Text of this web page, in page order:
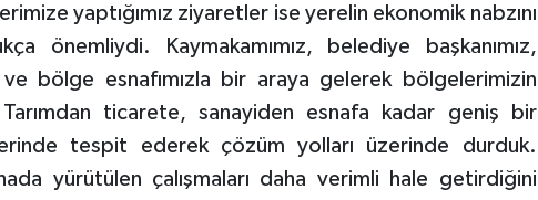
yaptığımız ziyaretler ise yerelin ekonomik nabzını
önemliydi. Kaymakamımız, belediye başkanımız,
ve bölge esnafımızla bir araya gelerek bölgelerimizin
ticarete, sanayiden esnafa kadar geniş bir
tespit ederek çözüm yolları üzerinde durduk.
yürütülen çalışmaları daha verimli hale getirdiğini